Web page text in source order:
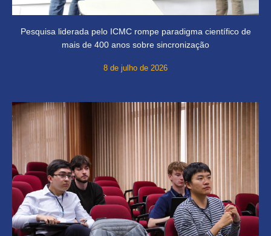
Pesquisa liderada pelo ICMC rompe paradigma científico de
mais de 400 anos sobre sincronização
8 de julho de 2026